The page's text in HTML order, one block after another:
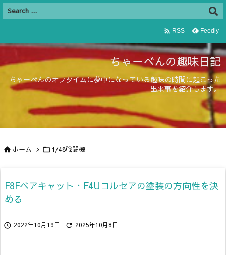
 RSS Feedly
ちゃーべんの趣味日記
ちゃーべんのオフタイムに夢中になっている趣味の時間に起こった
出来事を紹介します。
ホーム > 1/48戦闘機
F8Fベアキャット・F4Uコルセアの塗装の方向性を決
める
 2022年10月19日  2025年10月8日